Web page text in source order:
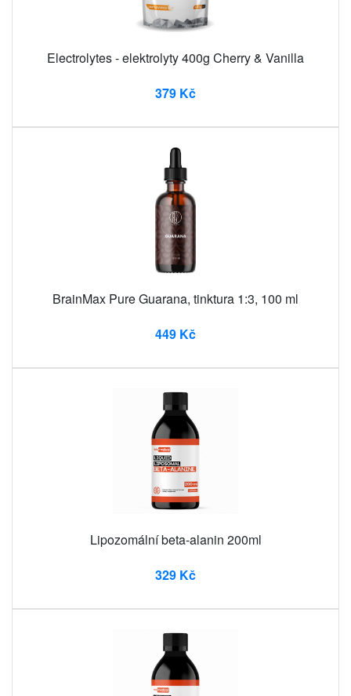
Electrolytes - elektrolyty 400g Cherry & Vanilla
379 Kč
BrainMax Pure Guarana, tinktura 1:3, 100 ml
449 Kč
Lipozomální beta-alanin 200ml
329 Kč